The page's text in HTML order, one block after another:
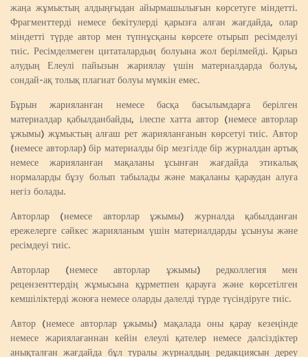
жаңа жұмыстың алдыңғыдан айырмашылығын көрсетуге міндетті.
Фрагменттерді немесе бекітулерді қарызға алған жағдайда, олар
міндетті түрде автор мен түпнұсқаны көрсете отырып ресімделуі
тиіс. Ресімделмеген цитаталардың болуына жол берілмейді. Қарыз
алудың Елеулі пайызын жариялау үшін материалдарда болуы,
сондай-ақ толық плагиат болуы мүмкін емес.
Бұрын жарияланған немесе басқа басылымдарға берілген
материалдар қабылданбайды, ілеспе хатта автор (немесе авторлар
ұжымы) жұмыстың алғаш рет жарияланғанын көрсетуі тиіс. Автор
(немесе авторлар) бір материалды бір мезгілде бір журналдан артық
немесе жарияланған мақаланы ұсынған жағдайда этикалық
нормаларды бұзу болып табылады және мақаланы қараудан алуға
негіз болады.
Авторлар (немесе авторлар ұжымы) журналда қабылданған
ережелерге сәйкес жарияланым үшін материалдарды ұсынуы және
ресімдеуі тиіс.
Авторлар (немесе авторлар ұжымы) редколлегия мен
рецензенттердің жұмысына құрметпен қарауға және көрсетілген
кемшіліктерді жоюға немесе оларды дәлелді түрде түсіндіруге тиіс.
Автор (немесе авторлар ұжымы) мақалада оны қарау кезеңінде
немесе жариялағаннан кейін елеулі қателер немесе дәлсіздіктер
анықталған жағдайда бұл туралы журналдың редакциясын дереу